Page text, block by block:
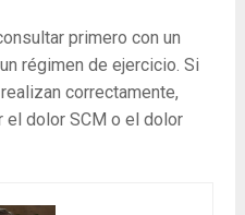
primero con un
régimen de ejercicio. Si
correctamente,
el dolor SCM o el dolor